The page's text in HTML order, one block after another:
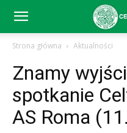
Celtic
Glasgow
Strona główna Aktualności
Znamy
spotkanie
AS Roma